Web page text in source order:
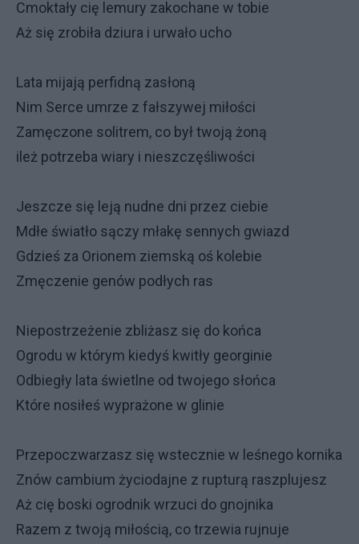
Cmoktały cię lemury zakochane w tobie
Aż się zrobiła dziura i urwało ucho
Lata mijają perfidną zasłoną
Nim Serce umrze z fałszywej miłości
Zamęczone solitrem, co był twoją żoną
ileż potrzeba wiary i nieszczęśliwości
Jeszcze się leją nudne dni przez ciebie
Mdłe światło sączy młakę sennych gwiazd
Gdzieś za Orionem ziemską oś kolebie
Zmęczenie genów podłych ras
Niepostrzeżenie zbliżasz się do końca
Ogrodu w którym kiedyś kwitły georginie
Odbiegły lata świetlne od twojego słońca
Które nosiłeś wyprażone w glinie
Przepoczwarzasz się wstecznie w leśnego kornika
Znów cambium życiodajne z rupturą raszplujesz
Aż cię boski ogrodnik wrzuci do gnojnika
Razem z twoją miłością, co trzewia rujnuje